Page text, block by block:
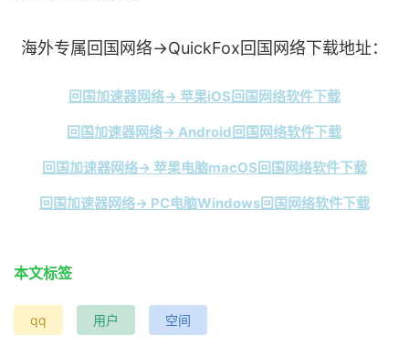
海外专属回国网络→QuickFox回国网络下载地址：
回国加速器网络→ 苹果iOS回国网络软件下载
回国加速器网络→ Android回国网络软件下载
回国加速器网络→ 苹果电脑macOS回国网络软件下载
回国加速器网络→ PC电脑Windows回国网络软件下载
本文标签
qq 用户 空间